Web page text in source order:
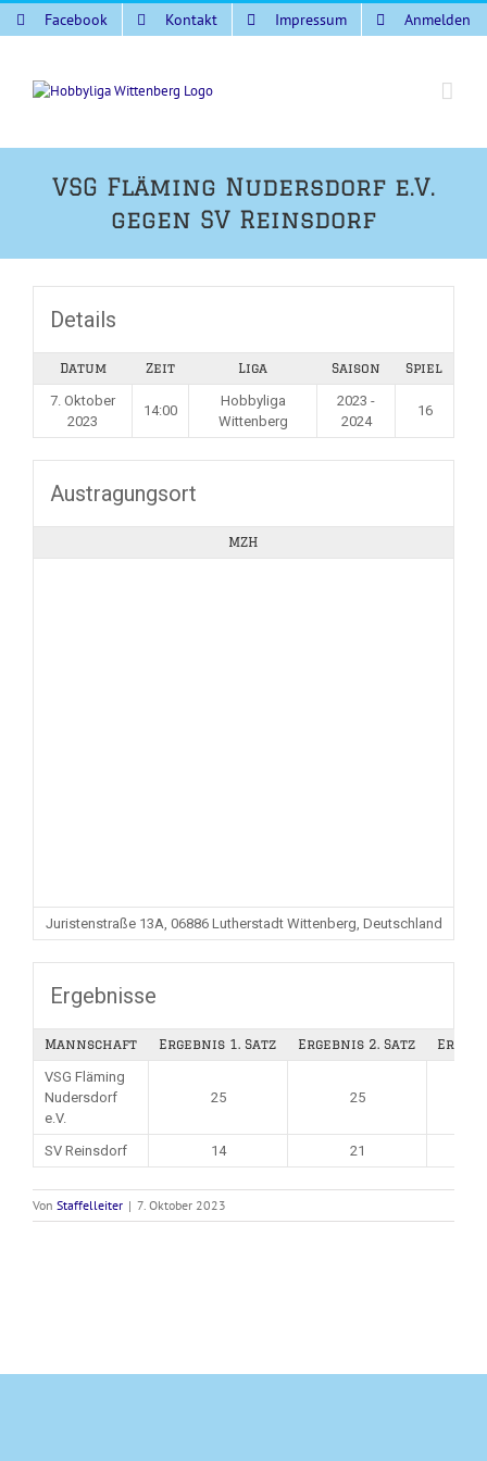
Zum
Inhalt
Facebook Kontakt Impressum Anmelden
VSG Fläming Nudersdorf e.V.
gegen SV Reinsdorf
Details
Datum Zeit Liga Saison Spiel
7. Oktober
2023
14:00
Hobbyliga
Wittenberg
2023 -
2024
16
Austragungsort
MZH
Juristenstraße 13A, 06886 Lutherstadt Wittenberg, Deutschland
Ergebnisse
Mannschaft Ergebnis 1. Satz Ergebnis 2. Satz
VSG Fläming
Nudersdorf
e.V.
25 25
SV Reinsdorf 14 21
Von Staffelleiter | 7. Oktober 2023